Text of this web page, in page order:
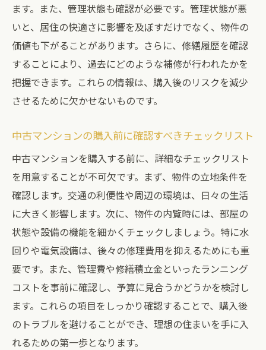
ます。また、管理状態も確認が必要です。管理状態が悪
いと、居住の快適さに影響を及ぼすだけでなく、物件の
価値も下がることがあります。さらに、修繕履歴を確認
することにより、過去にどのような補修が行われたかを
把握できます。これらの情報は、購入後のリスクを減少
させるために欠かせないものです。
中古マンションの購入前に確認すべきチェックリスト
中古マンションを購入する前に、詳細なチェックリスト
を用意することが不可欠です。まず、物件の立地条件を
確認します。交通の利便性や周辺の環境は、日々の生活
に大きく影響します。次に、物件の内覧時には、部屋の
状態や設備の機能を細かくチェックしましょう。特に水
回りや電気設備は、後々の修理費用を抑えるためにも重
要です。また、管理費や修繕積立金といったランニング
コストを事前に確認し、予算に見合うかどうかを検討し
ます。これらの項目をしっかり確認することで、購入後
のトラブルを避けることができ、理想の住まいを手に入
れるための第一歩となります。